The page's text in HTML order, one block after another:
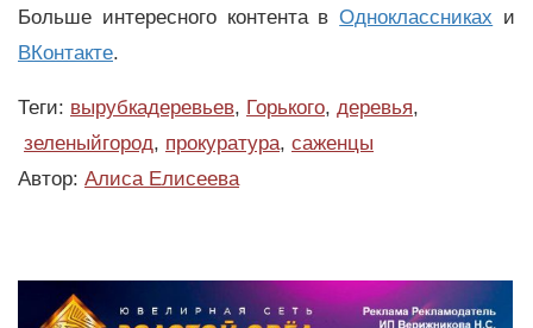
Больше интересного контента вОдноклассниках и
ВКонтакте.
Теги: вырубкадеревьев, Горького, деревья,
зеленыйгород, прокуратура, саженцы
Автор: Алиса Елисеева